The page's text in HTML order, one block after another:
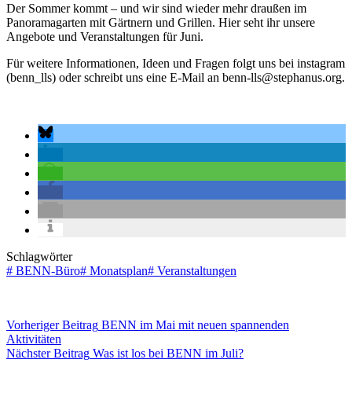
Der Sommer kommt – und wir sind wieder mehr draußen im
Panoramagarten mit Gärtnern und Grillen. Hier seht ihr unsere
Angebote und Veranstaltungen für Juni.
Für weitere Informationen, Ideen und Fragen folgt uns bei instagram
(benn_lls) oder schreibt uns eine E-Mail an benn-lls@stephanus.org.
Schlagwörter
# BENN-Büro# Monatsplan# Veranstaltungen
VorherigerBeitrag BENN im Mai mit neuen spannenden
Aktivitäten
NächsterBeitrag Was ist los bei BENN im Juli?